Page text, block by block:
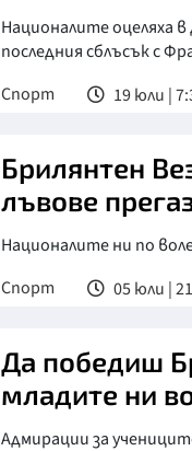
Националите оцеляха
последния сблъсък с
Спорт
19 юли |
Брилянтен
лъвове
Националите ни по
Спорт
05 юли |
Да победиш
младите ни
Адмирации за